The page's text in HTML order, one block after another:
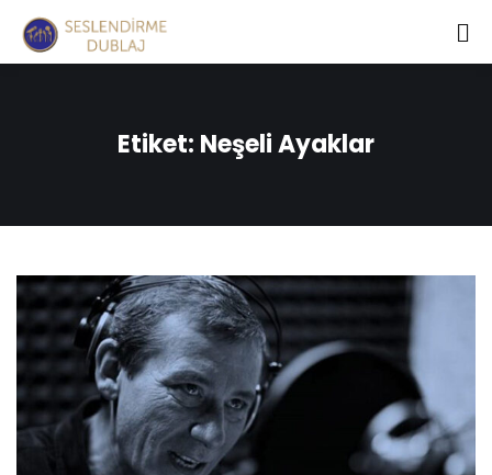
Etiket: Neşeli Ayaklar